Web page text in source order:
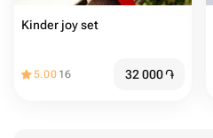
Kinder joy set
5.00 16 32 000֏